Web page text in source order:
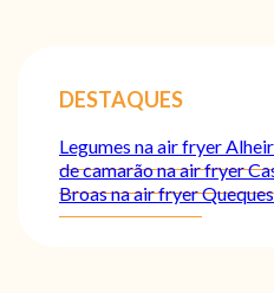
DESTAQUES
Legumes na air fryer
de camarão na air fryer
Broas na air fryer